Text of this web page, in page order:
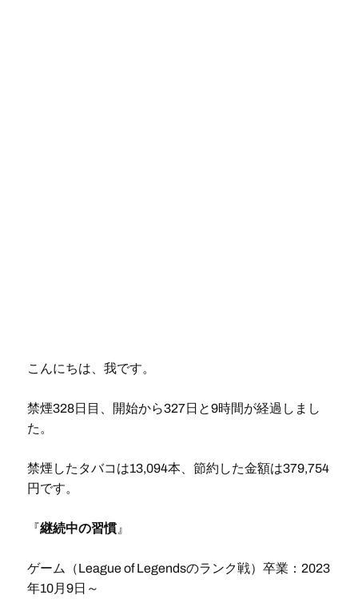
こんにちは、我です。
禁煙328日目、開始から327日と9時間が経過しまし
た。
禁煙したタバコは13,094本、節約した金額は379,754
円です。
『継続中の習慣』
ゲーム（League of Legendsのランク戦）卒業：2023
年10月9日～